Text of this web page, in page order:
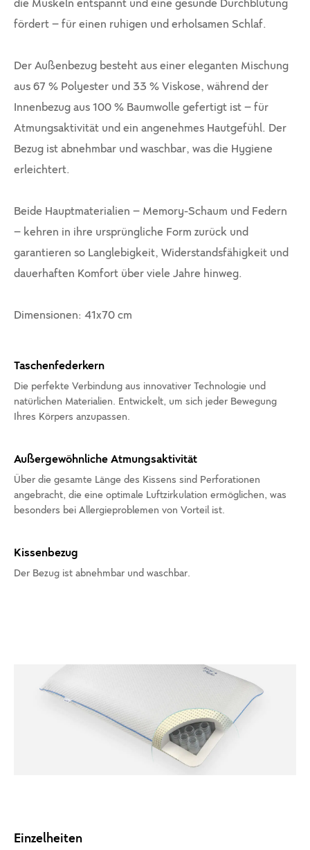
die Muskeln entspannt und eine gesunde Durchblutung
fördert – für einen ruhigen und erholsamen Schlaf.
Der Außenbezug besteht aus einer eleganten Mischung
aus 67 % Polyester und 33 % Viskose, während der
Innenbezug aus 100 % Baumwolle gefertigt ist – für
Atmungsaktivität und ein angenehmes Hautgefühl. Der
Bezug ist abnehmbar und waschbar, was die Hygiene
erleichtert.
Beide Hauptmaterialien – Memory-Schaum und Federn
– kehren in ihre ursprüngliche Form zurück und
garantieren so Langlebigkeit, Widerstandsfähigkeit und
dauerhaften Komfort über viele Jahre hinweg.
Dimensionen: 41x70 cm
Taschenfederkern
Die perfekte Verbindung aus innovativer Technologie und
natürlichen Materialien. Entwickelt, um sich jeder Bewegung
Ihres Körpers anzupassen.
Außergewöhnliche Atmungsaktivität
Über die gesamte Länge des Kissens sind Perforationen
angebracht, die eine optimale Luftzirkulation ermöglichen, was
besonders bei Allergieproblemen von Vorteil ist.
Kissenbezug
Der Bezug ist abnehmbar und waschbar.
Einzelheiten